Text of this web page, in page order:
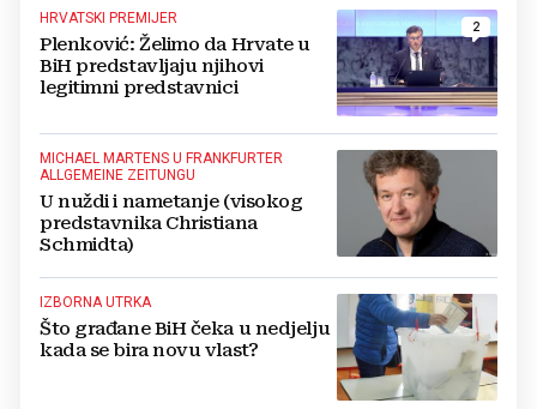
2
HRVATSKI PREMIJER
Plenković: Želimo da Hrvate u
BiH predstavljaju njihovi
legitimni predstavnici
MICHAEL MARTENS U FRANKFURTER
ALLGEMEINE ZEITUNGU
U nuždi i nametanje (visokog
predstavnika Christiana
Schmidta)
IZBORNA UTRKA
Što građane BiH čeka u nedjelju
kada se bira novu vlast?